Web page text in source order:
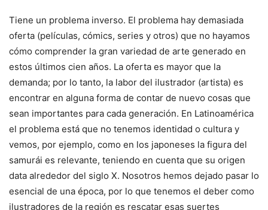
Tiene un problema inverso. El problema hay demasiada
oferta (películas, cómics, series y otros) que no hayamos
cómo comprender la gran variedad de arte generado en
estos últimos cien años. La oferta es mayor que la
demanda; por lo tanto, la labor del ilustrador (artista) es
encontrar en alguna forma de contar de nuevo cosas que
sean importantes para cada generación. En Latinoamérica
el problema está que no tenemos identidad o cultura y
vemos, por ejemplo, como en los japoneses la figura del
samurái es relevante, teniendo en cuenta que su origen
data alrededor del siglo X. Nosotros hemos dejado pasar lo
esencial de una época, por lo que tenemos el deber como
ilustradores de la región es rescatar esas suertes